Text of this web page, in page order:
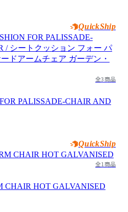
QuickShip
全3商品
PALISSADE-CHAIR AND
QuickShip
全1商品
CHAIR HOT GALVANISED